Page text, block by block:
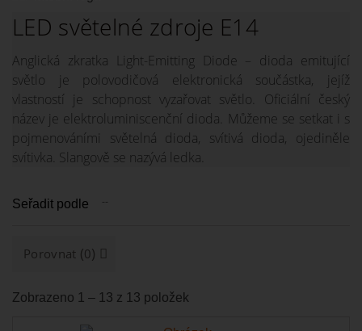
LED světelné zdroje E14
Anglická zkratka Light-Emitting Diode – dioda emitující
světlo je polovodičová elektronická součástka, jejíž
vlastností je schopnost vyzařovat světlo. Oficiální český
název je elektroluminiscenční dioda. Můžeme se setkat i s
pojmenováními světelná dioda, svítivá dioda, ojediněle
svítivka. Slangově se nazývá ledka.
Seřadit podle --
Porovnat (0)
Zobrazeno 1 – 13 z 13 položek